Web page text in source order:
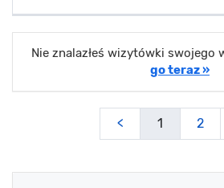
Nie znalazłeś wizytówki swojego
go teraz »
< 1 2